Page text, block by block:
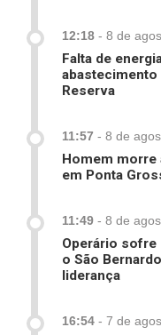
12:18 - 8 de
Falta de
abastecimento
Reserva
11:57 - 8 de
Homem morre
em Ponta
11:49 - 8 de
Operário sofre
o São
liderança
16:54 - 7 de